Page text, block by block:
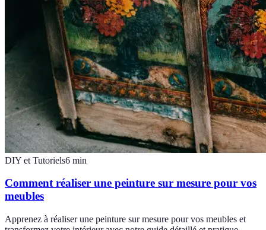
DIY et Tutoriels6 min
Comment réaliser une peinture sur mesure pour vos
meubles
Apprenez à réaliser une peinture sur mesure pour vos meubles et